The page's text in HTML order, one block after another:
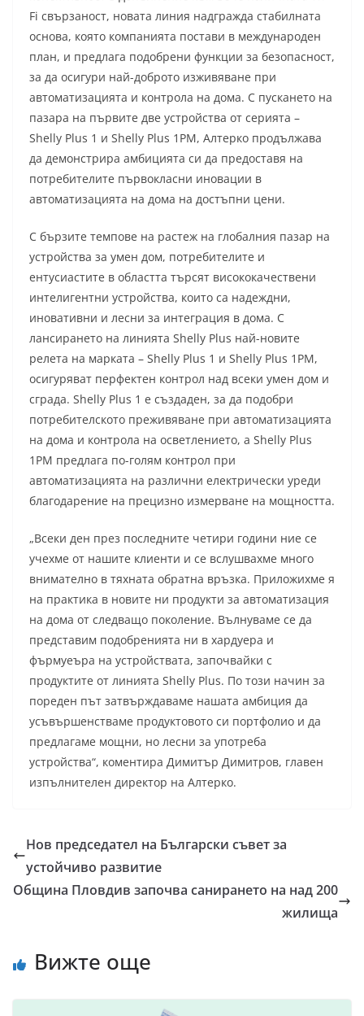
Fi свързаност, новата линия надгражда стабилната
основа, която компанията постави в международен
план, и предлага подобрени функции за безопасност,
за да осигури най-доброто изживяване при
автоматизацията и контрола на дома. С пускането на
пазара на първите две устройства от серията –
Shelly Plus 1 и Shelly Plus 1PM, Алтерко продължава
да демонстрира амбицията си да предоставя на
потребителите първокласни иновации в
автоматизацията на дома на достъпни цени.
С бързите темпове на растеж на глобалния пазар на
устройства за умен дом, потребителите и
ентусиастите в областта търсят висококачествени
интелигентни устройства, които са надеждни,
иновативни и лесни за интеграция в дома. С
лансирането на линията Shelly Plus най-новите
релета на марката – Shelly Plus 1 и Shelly Plus 1PM,
осигуряват перфектен контрол над всеки умен дом и
сграда. Shelly Plus 1 е създаден, за да подобри
потребителското преживяване при автоматизацията
на дома и контрола на осветлението, а Shelly Plus
1PM предлага по-голям контрол при
автоматизацията на различни електрически уреди
благодарение на прецизно измерване на мощността.
„Всеки ден през последните четири години ние се
учехме от нашите клиенти и се вслушвахме много
внимателно в тяхната обратна връзка. Приложихме я
на практика в новите ни продукти за автоматизация
на дома от следващо поколение. Вълнуваме се да
представим подобренията ни в хардуера и
фърмуеъра на устройствата, започвайки с
продуктите от линията Shelly Plus. По този начин за
пореден път затвърждаваме нашата амбиция да
усъвършенстваме продуктовото си портфолио и да
предлагаме мощни, но лесни за употреба
устройства“, коментира Димитър Димитров, главен
изпълнителен директор на Алтерко.
Нов председател на Български съвет за
устойчиво развитие
Община Пловдив започва санирането на над 200
жилища
Вижте още